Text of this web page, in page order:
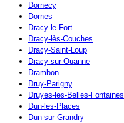
Dornecy
Dornes
Dracy-le-Fort
Dracy-lès-Couches
Dracy-Saint-Loup
Dracy-sur-Ouanne
Drambon
Druy-Parigny
Druyes-les-Belles-Fontaines
Dun-les-Places
Dun-sur-Grandry